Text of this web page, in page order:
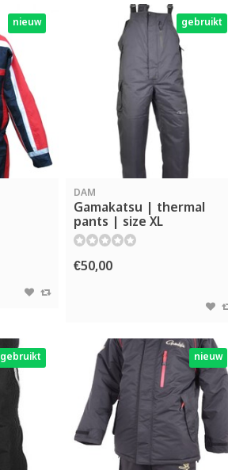
nieuw gebruikt
DAM
Gamakatsu | thermal
pants | size XL
€50,00
gebruikt nieuw